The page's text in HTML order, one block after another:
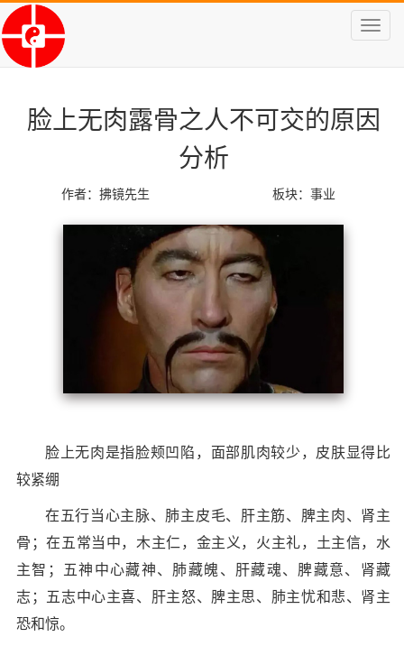
脸上无肉露骨之人不可交的原因
分析
作者：拂镜先生 板块： 事业
脸上无肉是指脸颊凹陷，面部肌肉较少，皮肤显得比
较紧绷
在五行当心主脉、肺主皮毛、肝主筋、脾主肉、肾主
骨；在五常当中，木主仁，金主义，火主礼，土主信，水
主智；五神中心藏神、肺藏魄、肝藏魂、脾藏意、肾藏
志；五志中心主喜、肝主怒、脾主思、肺主忧和悲、肾主
恐和惊。